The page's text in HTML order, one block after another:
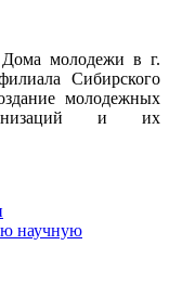
Дома молодежи в г.
Сибирского
молодежных
и их